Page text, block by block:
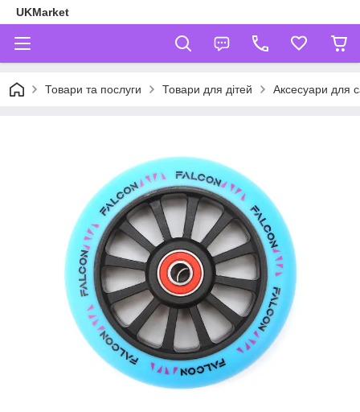
UKMarket
Товари та послуги Товари для дітей Аксесуари для